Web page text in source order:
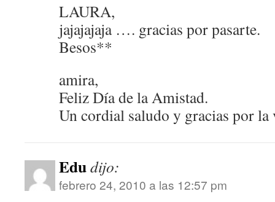
LAURA,
jajajajaja …. gracias por pasarte.
Besos**
amira,
Feliz Día de la Amistad.
Un cordial saludo y gracias por la
Edudijo:
febrero 24, 2010 a las 12:57 pm